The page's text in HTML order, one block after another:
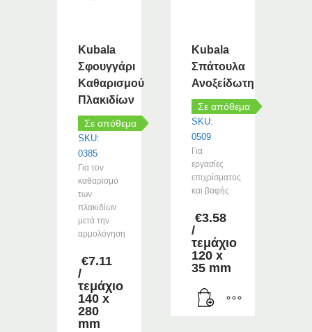
Kubala
Σφουγγάρι
Καθαρισμού
Πλακιδίων
Σε απόθεμα
SKU:
0385
Για τον
καθαρισμό
των
πλακιδίων
μετά την
αρμολόγηση
€7.11
/
τεμάχιο
140 x
280
mm
Kubala
Σπάτουλα
Ανοξείδωτη
Σε απόθεμα
SKU:
0509
Για
εργασίες
επιχρίσματος
και βαφής
€3.58
/
τεμάχιο
120 x
35 mm